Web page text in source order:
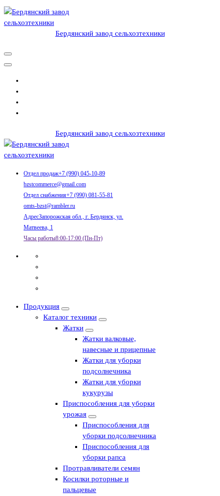
Перейти
подсолнечника, подборщики, приспособления для уборки рапса,
бердянский завод сельхозтехники, в Бердянске, Россия
Бердянский завод сельхозтехники
Бердянский завод сельхозтехники
Продукция, жатки, косилки, приспособления для уборки
подсолнечника, подборщики, приспособления для уборки рапса,
бердянский завод сельхозтехники, в Бердянске, Россия
Отдел продаж+7 (990) 045-10-89
bzstcommerce@gmail.com
Отдел снабжения+7 (990) 081-55-81
omts-bzst@rambler.ru
АдресЗапорожская обл., г. Бердянск, ул.
Матвеева, 1
Часы работы8:00-17:00 (Пн-Пт)
Продукция
Каталог техники
Жатки
Жатки валковые,
навесные и прицепные
Жатки для уборки
подсолнечника
Жатки для уборки
кукурузы
Приспособления для уборки
урожая
Приспособления для
уборки подсолнечника
Приспособления для
уборки рапса
Протравливатели семян
Косилки роторные и
пальцевые